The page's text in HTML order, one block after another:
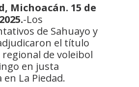
Michoacán. 15 de
-Los
de Sahuayo y
el título
regional de voleibol
en justa
La Piedad.